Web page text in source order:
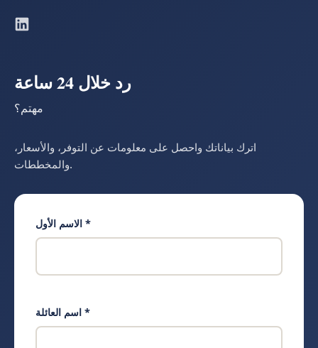
رد خلال 24 ساعة
مهتم؟
اترك بياناتك واحصل على معلومات عن التوفر، والأسعار،
والمخططات.
الاسم الأول *
اسم العائلة *